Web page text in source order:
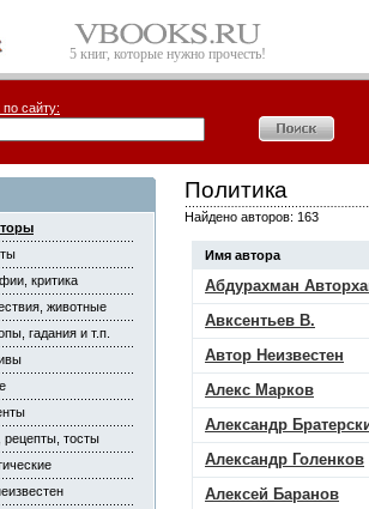
5 книг, которые нужно прочесть!
сайту:
критика
животные
гадания и т.п.
тосты
Политика
Найдено авторов: 163
Имя автора
Абдурахман
Авксентьев В.
Автор Неизвестен
Алекс Марков
Александр
Александр Голенков
Алексей Баранов